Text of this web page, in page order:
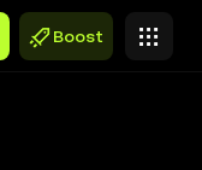
Boost